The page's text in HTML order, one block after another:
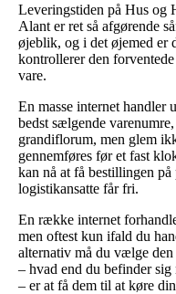
Leveringstiden på Hus og
Alant er ret så afgørende
øjeblik, og i det øjemed er
kontrollerer den
vare.
En masse internet handler
bedst sælgende
grandiflorum, men glem
gennemføres før et fast
kan nå at få bestillingen
logistikansatte får fri.
En række internet
men oftest kun ifald du
alternativ må du vælge
– hvad end du befinder
– er at få dem til at køre